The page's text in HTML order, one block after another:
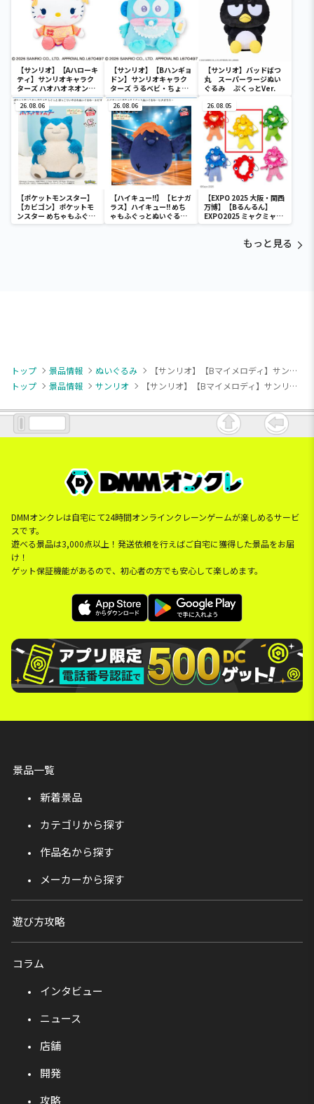
【サンリオ】【Aハローキ
ティ】サンリオキャラク
ターズ ハオハオネオンタ
ウンドールBIGタイプ1
【サンリオ】【Bハンギョ
ドン】サンリオキャラク
ターズ うるベビ・ちょい
デカドール
【サンリオ】バッドばつ
丸 スーパーラージぬい
ぐるみ ぷくっとVer.
26.08.06
【ポケットモンスター】
【カビゴン】ポケットモ
ンスター めちゃもふぐっ
と ほっこりいやされぬい
26.08.06
【ハイキュー!!】【ヒナガ
ラス】ハイキュー!! めち
ゃもふぐっとぬいぐるみ
～ヒナガラス～
26.08.05
【EXPO 2025 大阪・関西
万博】【Bるんるん】
EXPO2025 ミャクミャク
カラフルゴム紐付きぬい
もっと見る
トップ 景品情報 ぬいぐるみ
【サンリオ】【Bマイメロディ】サンリオキャラクターズ エモきゅ～と・エンジェルBIGぬいぐるみ～ポムポムプリン・マイメロディ・ウサハナ～
トップ
景品情報 サンリオ 【サンリオ】【Bマイメロディ】サンリオキャラクターズ エモきゅ～と・エンジェルBIGぬいぐるみ～ポムポムプリン・マイメロディ・ウサハナ～
DMMオンクレは自宅にて24時間オンラインクレーンゲームが楽しめるサービ
スです。
遊べる景品は3,000点以上！発送依頼を行えばご自宅に獲得した景品をお届
け！
ゲット保証機能があるので、初心者の方でも安心して楽しめます。
景品一覧
新着景品
カテゴリから探す
作品名から探す
メーカーから探す
遊び方攻略
コラム
インタビュー
ニュース
店舗
開発
攻略